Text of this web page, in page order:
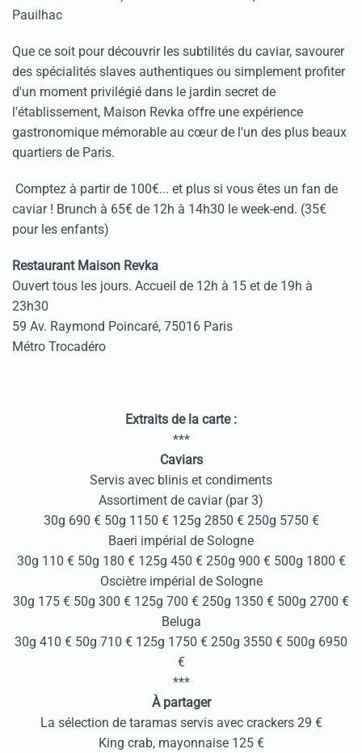
Pauilhac
Que ce soit pour découvrir les subtilités du caviar, savourer
des spécialités slaves authentiques ou simplement profiter
d'un moment privilégié dans le jardin secret de
l'établissement, Maison Revka offre une expérience
gastronomique mémorable au cœur de l'un des plus beaux
quartiers de Paris.
Comptez à partir de 100€... et plus si vous êtes un fan de
caviar ! Brunch à 65€ de 12h à 14h30 le week-end. (35€
pour les enfants)
Restaurant Maison Revka
Ouvert tous les jours. Accueil de 12h à 15 et de 19h à
23h30
59 Av. Raymond Poincaré, 75016 Paris
Métro Trocadéro
Extraits de la carte :
***
Caviars
Servis avec blinis et condiments
Assortiment de caviar (par 3)
30g 690 € 50g 1150 € 125g 2850 € 250g 5750 €
Baeri impérial de Sologne
30g 110 € 50g 180 € 125g 450 € 250g 900 € 500g 1800 €
Osciètre impérial de Sologne
30g 175 € 50g 300 € 125g 700 € 250g 1350 € 500g 2700 €
Beluga
30g 410 € 50g 710 € 125g 1750 € 250g 3550 € 500g 6950
€
***
À partager
La sélection de taramas servis avec crackers 29 €
King crab, mayonnaise 125 €